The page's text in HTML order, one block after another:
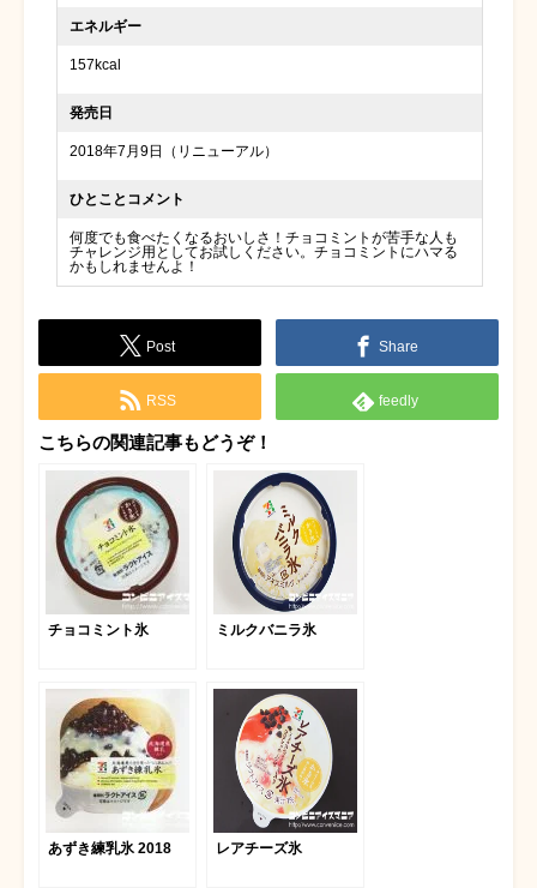
エネルギー
157kcal
発売日
2018年7月9日（リニューアル）
ひとことコメント
何度でも食べたくなるおいしさ！チョコミントが苦手な人も
チャレンジ用としてお試しください。チョコミントにハマる
かもしれませんよ！
Post Share
RSS feedly
こちらの関連記事もどうぞ！
チョコミント氷 ミルクバニラ氷
あずき練乳氷 2018 レアチーズ氷